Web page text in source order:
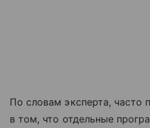
По словам эксперта, часто
в том, что отдельные